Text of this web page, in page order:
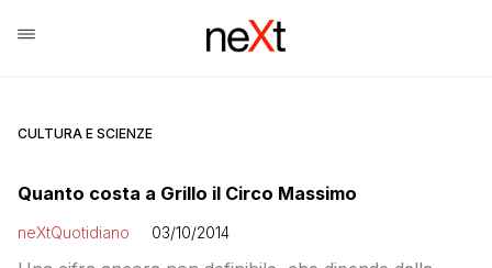
CULTURA E SCIENZE
Quanto costa a Grillo il Circo Massimo
neXtQuotidiano 03/10/2014